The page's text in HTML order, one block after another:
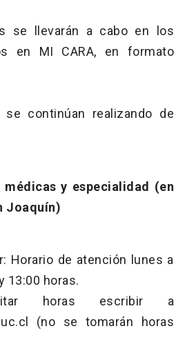
se llevarán a cabo en los
en MI CARA, en formato
se continúan realizando de
médicas y especialidad (en
Joaquín)
Horario de atención lunes a
13:00 horas.
horas escribir a
(no se tomarán horas